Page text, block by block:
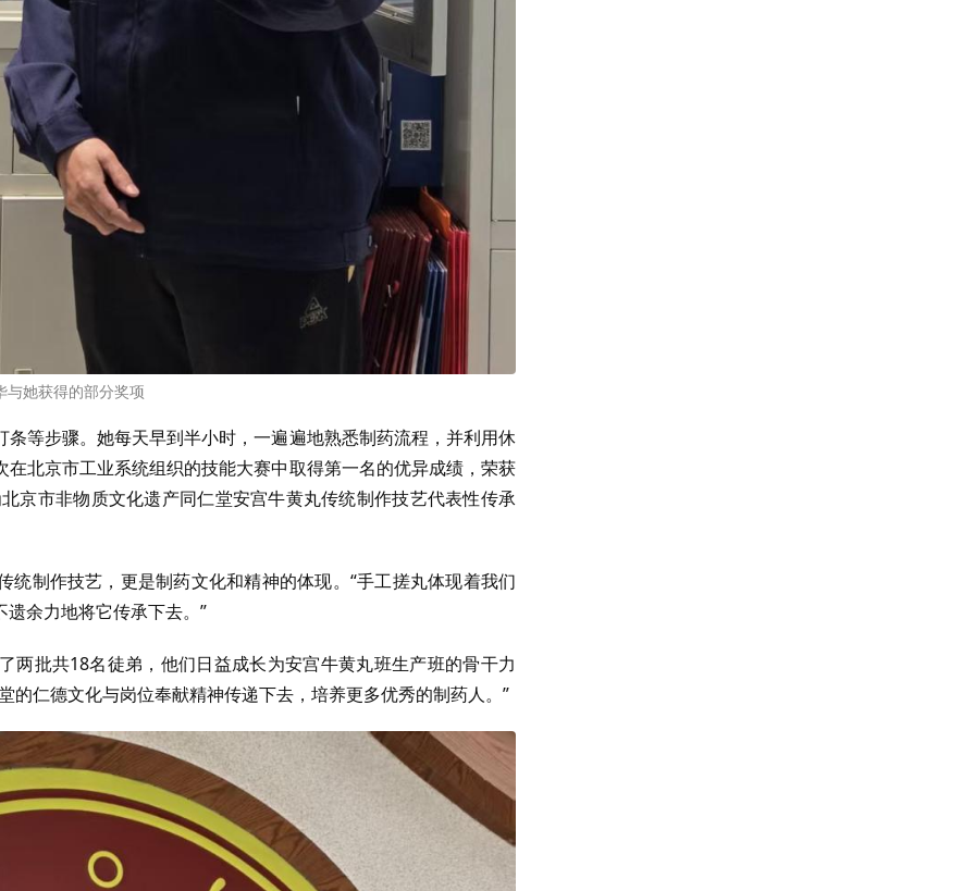
与她获得的部分奖项
等步骤。她每天早到半小时，一遍遍地熟悉制药流程，并利用休
北京市工业系统组织的技能大赛中取得第一名的优异成绩，荣获
京市非物质文化遗产同仁堂安宫牛黄丸传统制作技艺代表性传承
制作技艺，更是制药文化和精神的体现。“手工搓丸体现着我们
余力地将它传承下去。”
两批共18名徒弟，他们日益成长为安宫牛黄丸班生产班的骨干力
的仁德文化与岗位奉献精神传递下去，培养更多优秀的制药人。”